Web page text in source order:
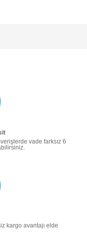
vade farksız 6
kargo avantajı elde